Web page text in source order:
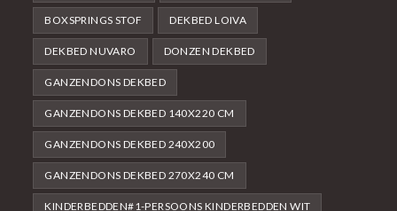
BOXSPRINGS STOF DEKBED LOIVA
DEKBED NUVARO DONZEN DEKBED
GANZENDONS DEKBED
GANZENDONS DEKBED 140X220 CM
GANZENDONS DEKBED 240X200
GANZENDONS DEKBED 270X240 CM
KINDERBEDDEN#1-PERSOONS KINDERBEDDEN WIT